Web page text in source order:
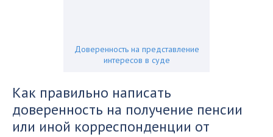
Доверенность на представление
интересов в суде
Как правильно написать
доверенность на получение пенсии
или иной корреспонденции от